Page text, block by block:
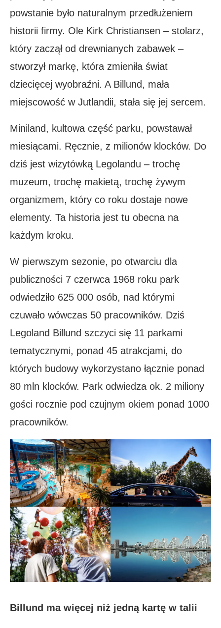
powstanie było naturalnym przedłużeniem
historii firmy. Ole Kirk Christiansen – stolarz,
który zaczął od drewnianych zabawek –
stworzył markę, która zmieniła świat
dziecięcej wyobraźni. A Billund, mała
miejscowość w Jutlandii, stała się jej sercem.
Miniland, kultowa część parku, powstawał
miesiącami. Ręcznie, z milionów klocków. Do
dziś jest wizytówką Legolandu – trochę
muzeum, trochę makietą, trochę żywym
organizmem, który co roku dostaje nowe
elementy. Ta historia jest tu obecna na
każdym kroku.
W pierwszym sezonie, po otwarciu dla
publiczności 7 czerwca 1968 roku park
odwiedziło 625 000 osób, nad którymi
czuwało wówczas 50 pracowników. Dziś
Legoland Billund szczyci się 11 parkami
tematycznymi, ponad 45 atrakcjami, do
których budowy wykorzystano łącznie ponad
80 mln klocków. Park odwiedza ok. 2 miliony
gości rocznie pod czujnym okiem ponad 1000
pracowników.
Billund ma więcej niż jedną kartę w talii